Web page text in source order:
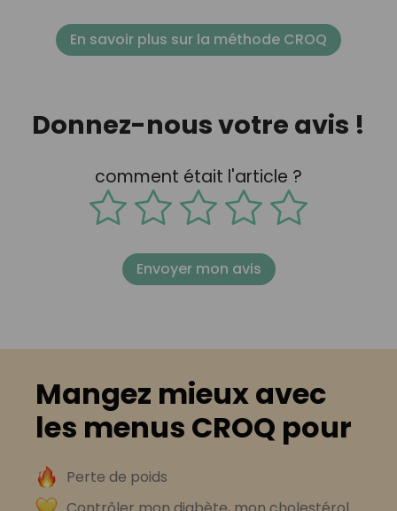
En savoir plus sur la méthode CROQ
Donnez-nous votre avis !
comment était l'article ?
Envoyer mon avis
Mangez mieux avec
les menus CROQ pour
Perte de poids